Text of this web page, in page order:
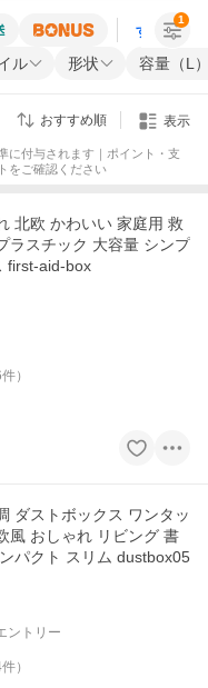
すべての条
ル 形状 容量（L
1
おすすめ順 表示
に付与されます｜ポイント・支
をご確認ください
北欧 かわいい 家庭用 救
ラスチック 大容量 シンプ
first-aid-box
件）
ダストボックス ワンタッ
風 おしゃれ リビング 書
パクト スリム dustbox05
ントリー
件）